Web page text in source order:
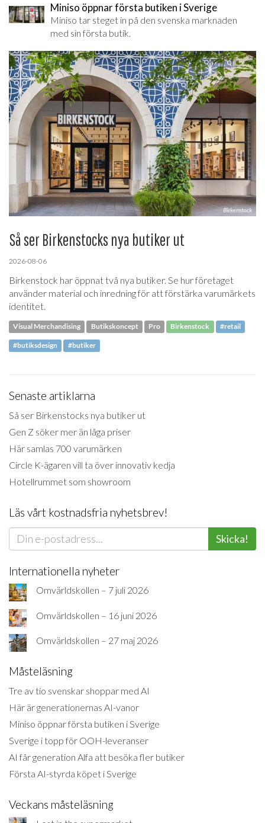
Miniso öppnar första butiken i Sverige
Miniso tar steget in på den svenska marknaden
med sin första butik.
Så ser Birkenstocks nya butiker ut
2026-08-06
Birkenstock har öppnat två nya butiker. Se hur företaget
använder material och inredning för att förstärka varumärkets
identitet.
Visual Merchandising Butikskoncept Pro Birkenstock #retail
#butiksdesign #butiker
Senaste artiklarna
Så ser Birkenstocks nya butiker ut
Gen Z söker mer än låga priser
Här samlas 700 varumärken
Circle K-ägaren vill ta över innovativ kedja
Hotellrummet som showroom
Läs vårt kostnadsfria nyhetsbrev!
Skicka!
Internationella nyheter
Omvärldskollen – 7 juli 2026
Omvärldskollen – 16 juni 2026
Omvärldskollen – 27 maj 2026
Måsteläsning
Tre av tio svenskar shoppar med AI
Här är generationernas AI-vanor
Miniso öppnar första butiken i Sverige
Sverige i topp för OOH-leveranser
AI får generation Alfa att besöka fler butiker
Första AI-styrda köpet i Sverige
Veckans måsteläsning